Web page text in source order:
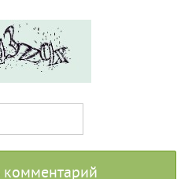
комментарий